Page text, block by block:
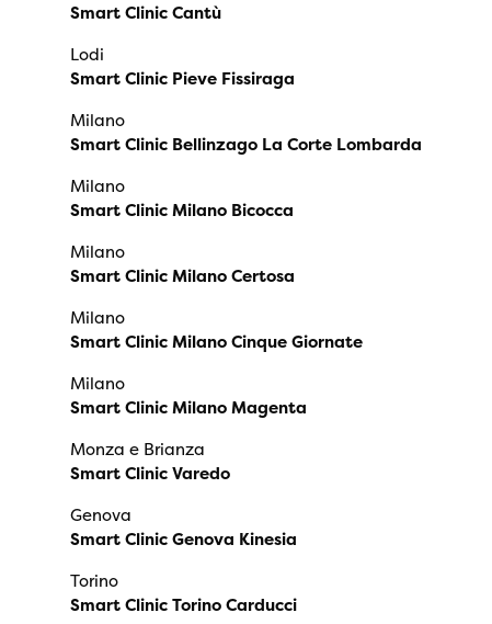
Smart Clinic Cantù
Lodi
Smart Clinic Pieve Fissiraga
Milano
Smart Clinic Bellinzago La Corte Lombarda
Milano
Smart Clinic Milano Bicocca
Milano
Smart Clinic Milano Certosa
Milano
Smart Clinic Milano Cinque Giornate
Milano
Smart Clinic Milano Magenta
Monza e Brianza
Smart Clinic Varedo
Genova
Smart Clinic Genova Kinesia
Torino
Smart Clinic Torino Carducci